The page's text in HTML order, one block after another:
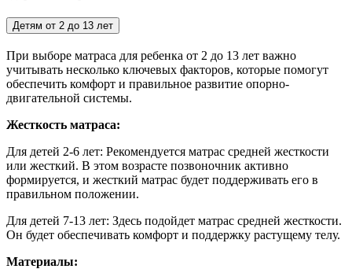
Детям от 2 до 13 лет
При выборе матраса для ребенка от 2 до 13 лет важно
учитывать несколько ключевых факторов, которые помогут
обеспечить комфорт и правильное развитие опорно-
двигательной системы.
Жесткость матраса:
Для детей 2-6 лет: Рекомендуется матрас средней жесткости
или жесткий. В этом возрасте позвоночник активно
формируется, и жесткий матрас будет поддерживать его в
правильном положении.
Для детей 7-13 лет: Здесь подойдет матрас средней жесткости.
Он будет обеспечивать комфорт и поддержку растущему телу.
Материалы: